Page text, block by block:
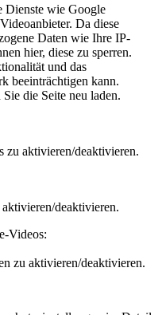
Dienste wie Google
Da diese
Daten wie Ihre IP-
hier, diese zu sperren.
und das
beeinträchtigen kann.
die Seite neu laden.
zu aktivieren/deaktivieren.
deaktivieren.
Videos:
zu aktivieren/deaktivieren.